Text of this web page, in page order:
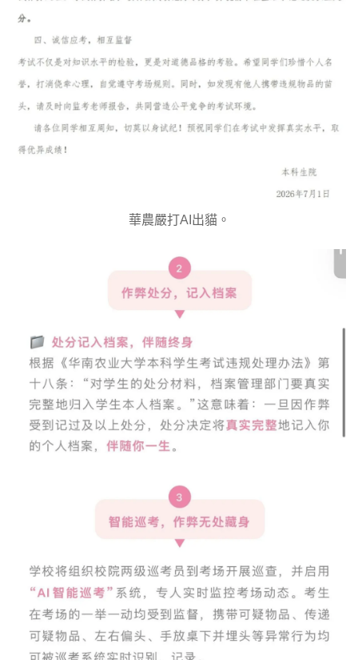
華農嚴打AI出貓。